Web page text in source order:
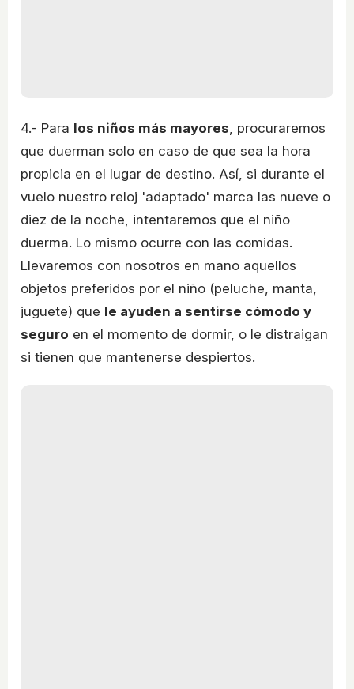
4.- Para los niños más mayores, procuraremos
que duerman solo en caso de que sea la hora
propicia en el lugar de destino. Así, si durante el
vuelo nuestro reloj 'adaptado' marca las nueve o
diez de la noche, intentaremos que el niño
duerma. Lo mismo ocurre con las comidas.
Llevaremos con nosotros en mano aquellos
objetos preferidos por el niño (peluche, manta,
juguete) que le ayuden a sentirse cómodo y
seguro en el momento de dormir, o le distraigan
si tienen que mantenerse despiertos.